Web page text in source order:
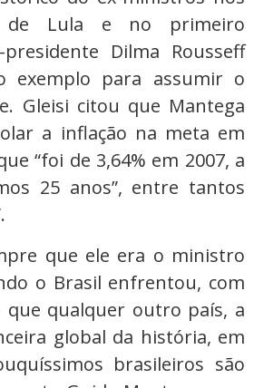
de Lula e no primeiro
Dilma Rousseff
exemplo para assumir o
Gleisi citou que Mantega
a inflação na meta em
“foi de 3,64% em 2007, a
25 anos”, entre tantos
que ele era o ministro
o Brasil enfrentou, com
que qualquer outro país, a
global da história, em
brasileiros são